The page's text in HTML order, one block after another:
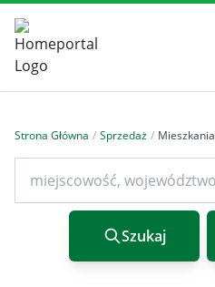
Strona Główna / Sprzedaż / Mieszkania
Szukaj